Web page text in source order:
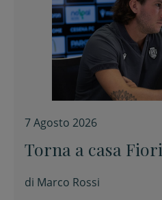
7 Agosto 2026
Torna a casa Fiori
di Marco Rossi